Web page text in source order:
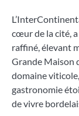
cœur de la cité,
raffiné, élevant
Grande Maison
domaine
gastronomie
de vivre